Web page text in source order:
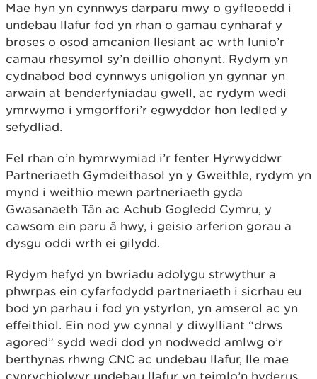
Mae hyn yn cynnwys darparu mwy o gyfleoedd i
undebau llafur fod yn rhan o gamau cynharaf y
broses o osod amcanion llesiant ac wrth lunio’r
camau rhesymol sy’n deillio ohonynt. Rydym yn
cydnabod bod cynnwys unigolion yn gynnar yn
arwain at benderfyniadau gwell, ac rydym wedi
ymrwymo i ymgorffori’r egwyddor hon ledled y
sefydliad.
Fel rhan o’n hymrwymiad i’r fenter Hyrwyddwr
Partneriaeth Gymdeithasol yn y Gweithle, rydym yn
mynd i weithio mewn partneriaeth gyda
Gwasanaeth Tân ac Achub Gogledd Cymru, y
cawsom ein paru â hwy, i geisio arferion gorau a
dysgu oddi wrth ei gilydd.
Rydym hefyd yn bwriadu adolygu strwythur a
phwrpas ein cyfarfodydd partneriaeth i sicrhau eu
bod yn parhau i fod yn ystyrlon, yn amserol ac yn
effeithiol. Ein nod yw cynnal y diwylliant “drws
agored” sydd wedi dod yn nodwedd amlwg o’r
berthynas rhwng CNC ac undebau llafur, lle mae
cynrychiolwyr undebau llafur yn teimlo’n hyderus